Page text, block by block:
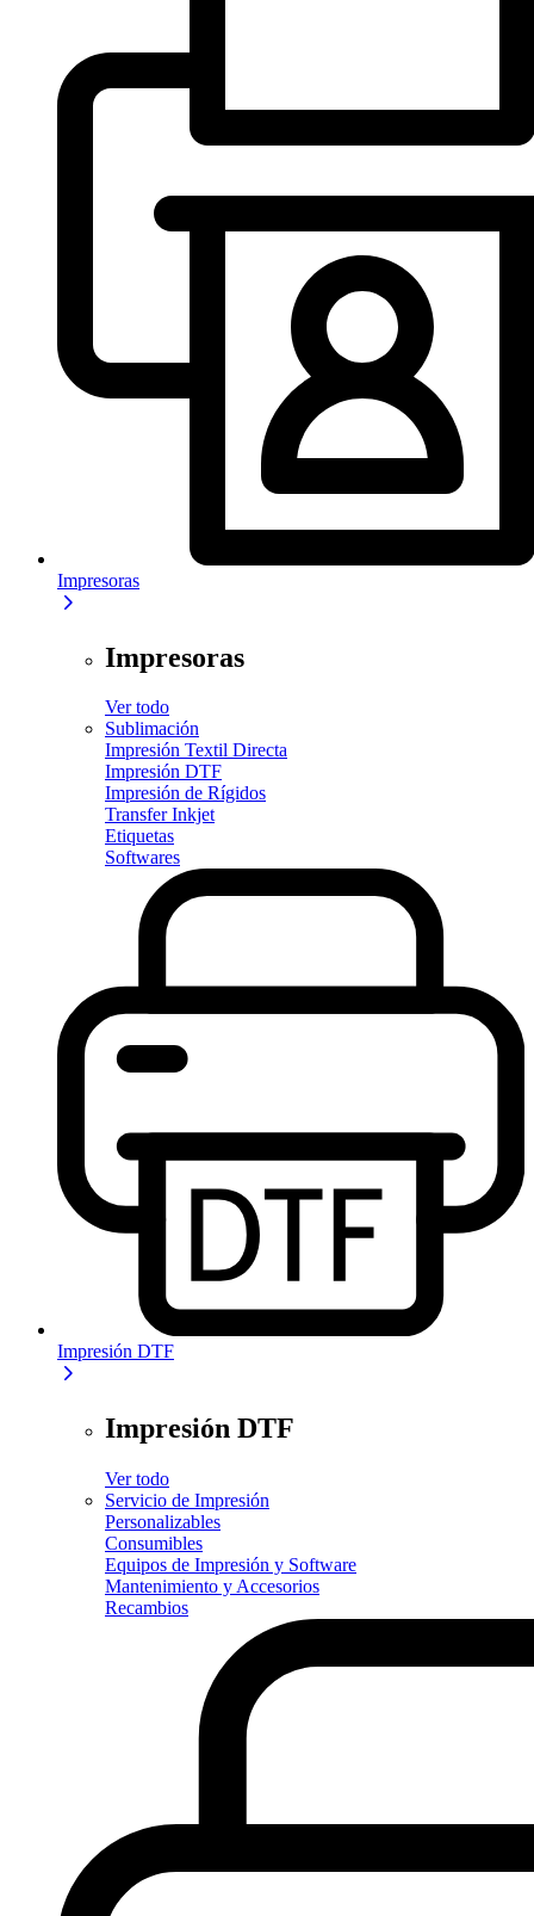
Impresoras
Impresoras
Ver todo
Sublimación
Impresión Textil Directa
Impresión DTF
Impresión de Rígidos
Transfer Inkjet
Etiquetas
Softwares
Impresión DTF
Impresión DTF
Ver todo
Servicio de Impresión
Personalizables
Consumibles
Equipos de Impresión y Software
Mantenimiento y Accesorios
Recambios